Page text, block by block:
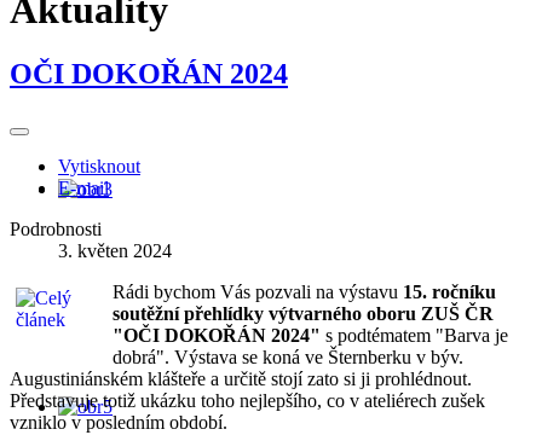
Aktuality
OČI DOKOŘÁN 2024
Vytisknout
E-mail
Podrobnosti
3. květen 2024
Rádi bychom Vás pozvali na výstavu 15. ročníku
soutěžní přehlídky výtvarného oboru ZUŠ ČR
"OČI DOKOŘÁN 2024" s podtématem "Barva je
dobrá". Výstava se koná ve Šternberku v býv.
Augustiniánském klášteře a určitě stojí zato si ji prohlédnout.
Představuje totiž ukázku toho nejlepšího, co v ateliérech zušek
vzniklo v posledním období.